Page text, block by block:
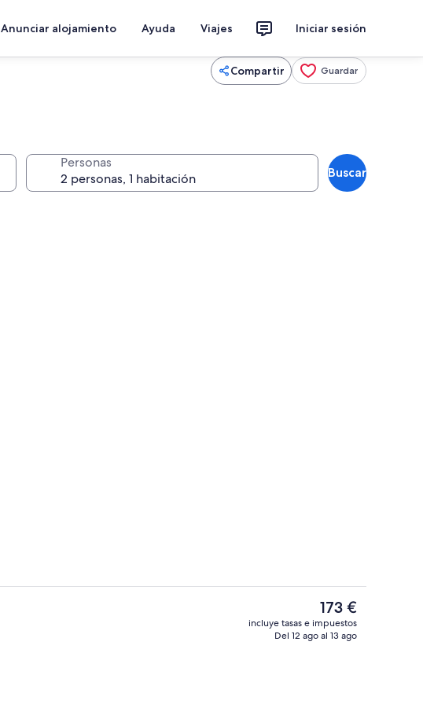
Anunciar alojamiento Ayuda Viajes Iniciar sesión
Compartir Guardar
Personas
Buscar
Desayuno estilo bufé
El
precio
actual
173 €
incluye tasas e impuestos
Del 12 ago al 13 ago